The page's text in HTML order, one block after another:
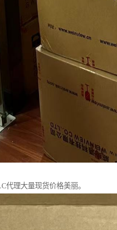
代理大量现货价格美丽。